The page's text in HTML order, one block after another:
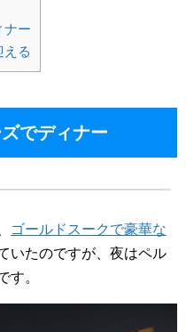
ナー
える
でディナー
ゴールドスークで豪華な
いたのですが、夜はペル
す。